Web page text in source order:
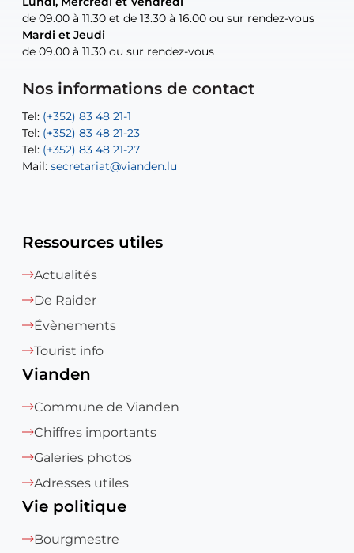
de 09.00 à 11.30 et de 13.30 à 16.00 ou sur rendez-vous
Mardi et Jeudi
de 09.00 à 11.30 ou sur rendez-vous
Nos informations de contact
Tel: (+352) 83 48 21-1
Tel: (+352) 83 48 21-23
Tel: (+352) 83 48 21-27
Mail: secretariat@vianden.lu
de 09.00 à 11.30 et de 13.30 à 16.00 ou sur rendez-vous
Mardi et Jeudi
de 09.00 à 11.30 ou sur rendez-vous
Tel: (+352) 83 48 21-20
Tel: (+352) 83 48 21-22
Mail:sofia.carvalho@vianden.lu
Mail: diane.storn@vianden.lu
Mail:recette@vianden.lu
Tel:(+352) 83 48 21-31
Tel:Permanence (Fuite d’eau) : 83 48 21 61
Ressources utiles
Actualités
De Raider
Évènements
Tourist info
Vianden
Commune de Vianden
Chiffres importants
Galeries photos
Adresses utiles
Vie politique
Bourgmestre